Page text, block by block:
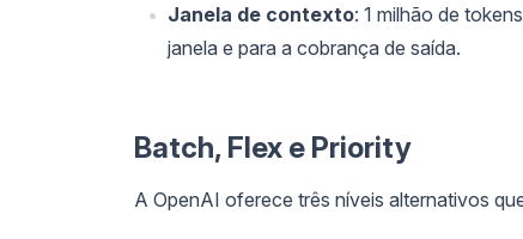
Janela de contexto: 1 milhão de
janela e para a cobrança de saída.
Batch, Flex e Priority
A OpenAI oferece três níveis alternativos